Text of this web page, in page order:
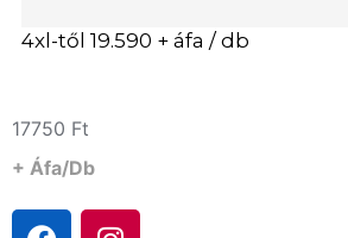
4xl-től 19.590 + áfa / db
17750 Ft
+ Áfa/db